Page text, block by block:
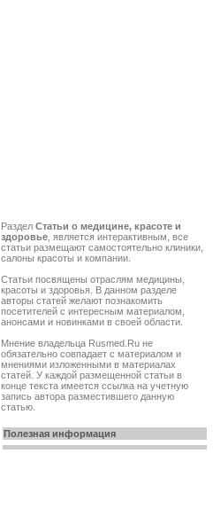
Раздел Статьи о медицине, красоте и
здоровье , является интерактивным, все
статьи размещают самостоятельно клиники,
салоны красоты и компании.
Cтатьи посвящены отраслям медицины,
красоты и здоровья. В данном разделе
авторы статей желают познакомить
посетителей с интересным материалом,
анонсами и новинками в своей области.
Мнение владельца Rusmed.Ru не
обязательно совпадает с материалом и
мнениями изложенными в материалах
статей. У каждой размещенной статьи в
конце текста имеется ссылка на учетную
запись автора разместившего данную
статью.
Полезная информация